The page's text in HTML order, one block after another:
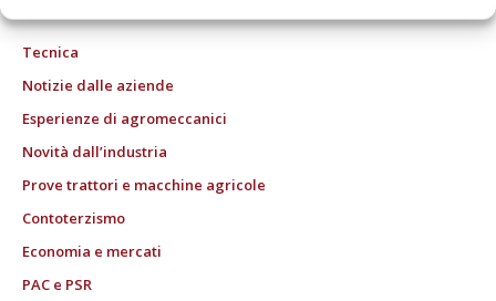
Tecnica
Notizie dalle aziende
Esperienze di agromeccanici
Novità dall’industria
Prove trattori e macchine agricole
Contoterzismo
Economia e mercati
PAC e PSR